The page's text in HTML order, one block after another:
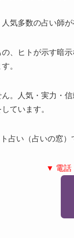
気多数の占い師が
、ヒトが示す暗
。
。人気・実力・
ています。
占い（占いの窓
▼ 電話